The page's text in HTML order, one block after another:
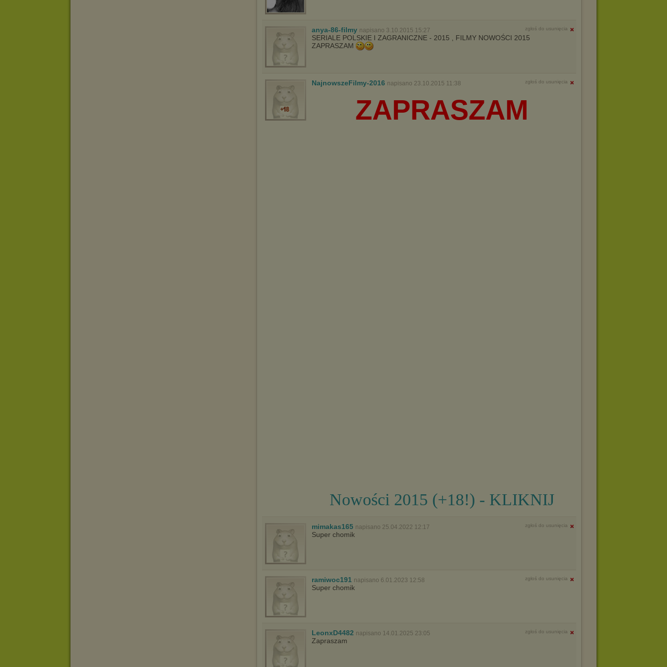
dokonując odpowiednich zmian w ustawieniach przeglądarki
internetowej.
Pełną informację na ten temat znajdziesz pod adresem
http://chomikuj.pl/PolitykaPrywatnosci.aspx.
anya-86-filmy napisano 3.10.2015 15:27 zgłoś do usunięcia
SERIALE POLSKIE I ZAGRANICZNE - 2015 , FILMY NOWOŚCI 2015
ZAPRASZAM
NajnowszeFilmy-2016 napisano 23.10.2015 11:38 zgłoś do usunięcia
ZAPRASZAM
Nowości 2015 (+18!) - KLIKNIJ
mimakas165 napisano 25.04.2022 12:17 zgłoś do usunięcia
Super chomik
ramiwoc191 napisano 6.01.2023 12:58 zgłoś do usunięcia
Super chomik
LeonxD4482 napisano 14.01.2025 23:05 zgłoś do usunięcia
Zapraszam